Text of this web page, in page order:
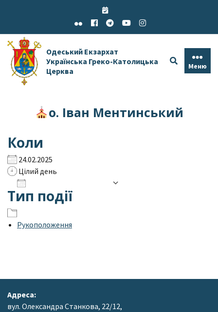
Одеський Екзархат
Українська Греко-Католицька
Церква
Меню
о. Іван Ментинський
Коли
24.02.2025
Цілий день
Завантаження ICS
Тип події
Рукоположення
Адреса:
вул. Олександра Станкова, 22/12,